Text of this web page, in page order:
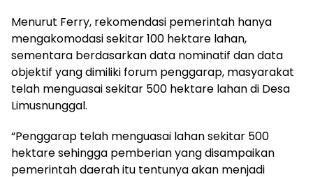
Menurut Ferry, rekomendasi pemerintah hanya
mengakomodasi sekitar 100 hektare lahan,
sementara berdasarkan data nominatif dan data
objektif yang dimiliki forum penggarap, masyarakat
telah menguasai sekitar 500 hektare lahan di Desa
Limusnunggal.
“Penggarap telah menguasai lahan sekitar 500
hektare sehingga pemberian yang disampaikan
pemerintah daerah itu tentunya akan menjadi